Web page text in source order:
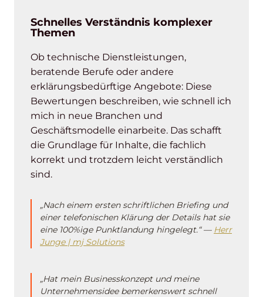
Schnelles Verständnis komplexer
Themen
Ob technische Dienstleistungen,
beratende Berufe oder andere
erklärungsbedürftige Angebote: Diese
Bewertungen beschreiben, wie schnell ich
mich in neue Branchen und
Geschäftsmodelle einarbeite. Das schafft
die Grundlage für Inhalte, die fachlich
korrekt und trotzdem leicht verständlich
sind.
„Nach einem ersten schriftlichen Briefing und
einer telefonischen Klärung der Details hat sie
eine 100%ige Punktlandung hingelegt.“ — Herr
Junge | mj Solutions
„Hat mein Businesskonzept und meine
Unternehmensidee bemerkenswert schnell